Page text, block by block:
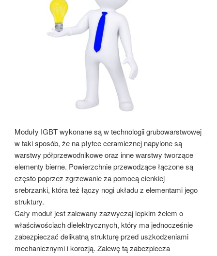
Moduły IGBT wykonane są w technologii grubowarstwowej
w taki sposób, że na płytce ceramicznej napylone są
warstwy półprzewodnikowe oraz inne warstwy tworzące
elementy bierne. Powierzchnie przewodzące łączone są
często poprzez zgrzewanie za pomocą cienkiej
srebrzanki, która też łączy nogi układu z elementami jego
struktury.
Cały moduł jest zalewany zazwyczaj lepkim żelem o
właściwościach dielektrycznych, który ma jednocześnie
zabezpieczać delikatną strukturę przed uszkodzeniami
mechanicznymi i korozją. Zalewę tą zabezpiecza